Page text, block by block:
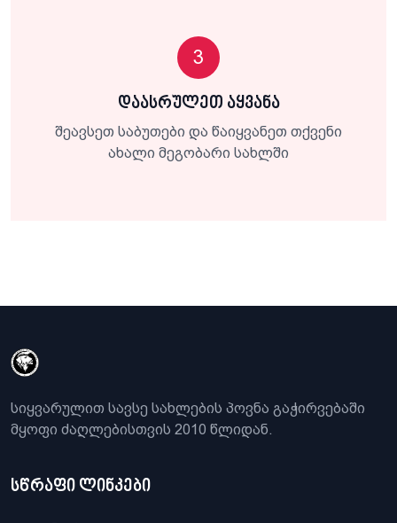
3
დაასრულეთ აყვანა
შეავსეთ საბუთები და წაიყვანეთ თქვენი
ახალი მეგობარი სახლში
სიყვარულით სავსე სახლების პოვნა გაჭირვებაში
მყოფი ძაღლებისთვის 2010 წლიდან.
სწრაფი ლინკები